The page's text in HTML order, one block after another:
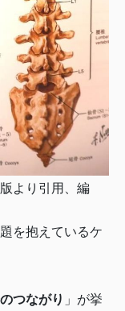
より引用、編
を抱えているケ
つながり 」が挙